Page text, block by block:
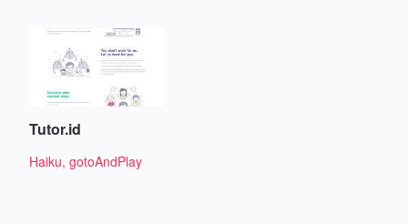
Tutor.id
Haiku, gotoAndPlay